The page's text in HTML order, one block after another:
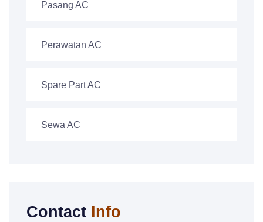
Pasang AC
Perawatan AC
Spare Part AC
Sewa AC
Contact Info